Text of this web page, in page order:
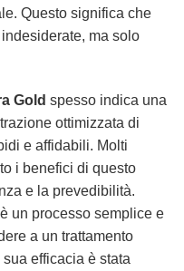
Questo significa che
ma solo
Gold spesso indica una
ottimizzata di
e affidabili. Molti
i benefici di questo
e la prevedibilità.
un processo semplice e
a un trattamento
efficacia è stata